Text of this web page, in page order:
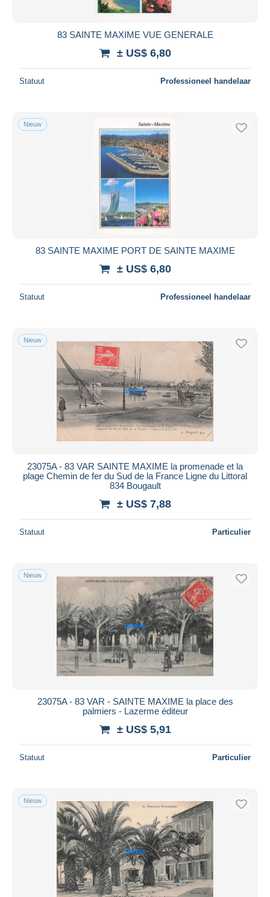
83 SAINTE MAXIME VUE GENERALE
± US$ 6,80
Statuut Professioneel handelaar
Nieuw
83 SAINTE MAXIME PORT DE SAINTE MAXIME
± US$ 6,80
Statuut Professioneel handelaar
Nieuw
23075A - 83 VAR SAINTE MAXIME la promenade et la
plage Chemin de fer du Sud de la France Ligne du Littoral
834 Bougault
± US$ 7,88
Statuut Particulier
Nieuw
23075A - 83 VAR - SAINTE MAXIME la place des
palmiers - Lazerme éditeur
± US$ 5,91
Statuut Particulier
Nieuw